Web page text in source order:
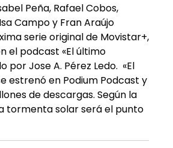
Peña, Rafael Cobos,
Campo y Fran Araújo
serie original de Movistar+,
el podcast «El último
por Jose A. Pérez Ledo. «El
estrenó en Podium Podcast y
de descargas. Según la
tormenta solar será el punto